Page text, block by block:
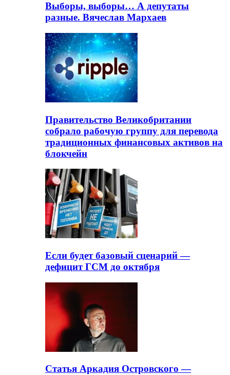
Выборы, выборы… А депутаты
разные. Вячеслав Мархаев
Правительство Великобритании
собрало рабочую группу для перевода
традиционных финансовых активов на
блокчейн
Если будет базовый сценарий —
дефицит ГСМ до октября
Статья Аркадия Островского —